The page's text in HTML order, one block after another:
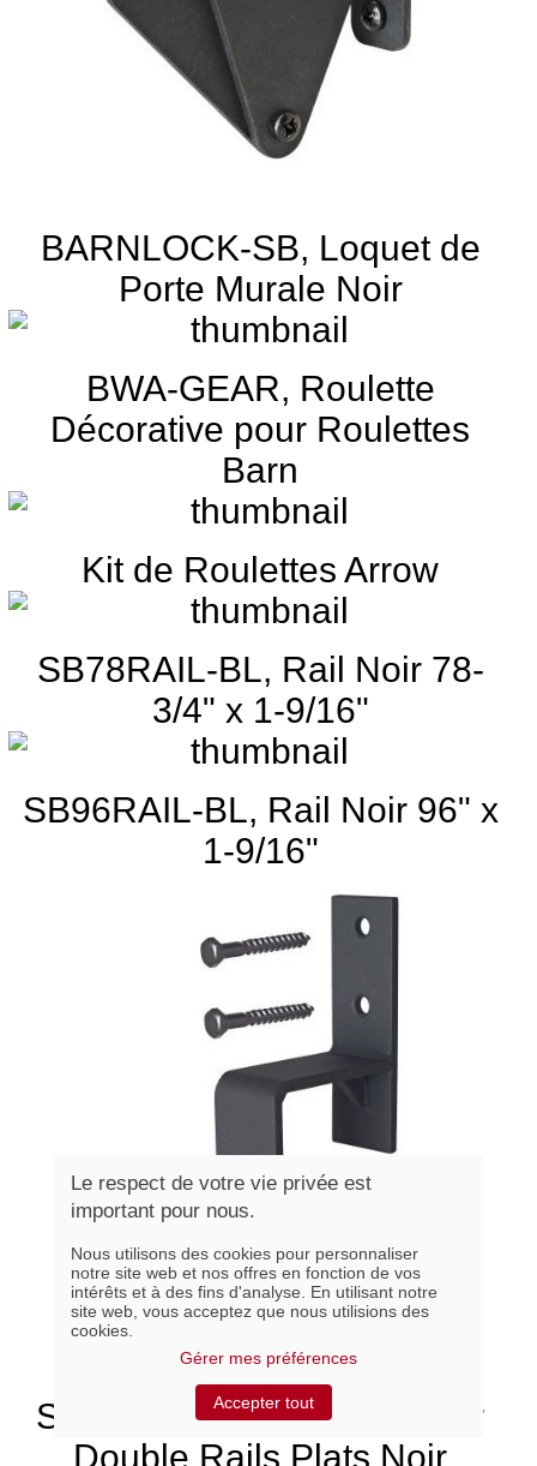
BARNLOCK-SB, Loquet de
Porte Murale Noir
BWA-GEAR, Roulette
Décorative pour Roulettes
Barn
Kit de Roulettes Arrow
SB78RAIL-BL, Rail Noir 78-
3/4" x 1-9/16"
SB96RAIL-BL, Rail Noir 96" x
1-9/16"
SUPBYPASS, Support Pour
Double Rails Plats Noir
Le respect de votre vie privée est
important pour nous.
Nous utilisons des cookies pour personnaliser
notre site web et nos offres en fonction de vos
intérêts et à des fins d'analyse. En utilisant notre
site web, vous acceptez que nous utilisions des
cookies.
Gérer mes préférences
Accepter tout